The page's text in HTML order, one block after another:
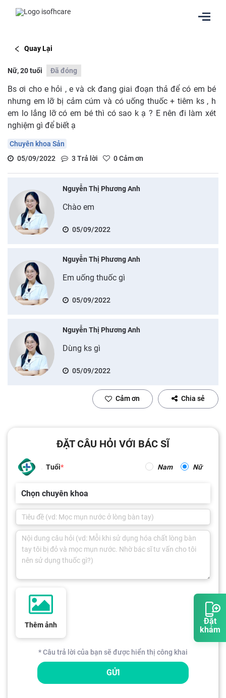
Đặt
khám
Quay Lại
Nữ, 20 tuổi Đã đóng
Bs ơi cho e hỏi , e và ck đang giai đoạn thả để có em bé
nhưng em lỡ bị cảm cúm và có uống thuốc + tiêm ks , h
em lo lắng lỡ có em bé thì có sao k ạ ? E nên đi làm xét
nghiệm gì để biết ạ
Chuyên khoa Sản
05/09/2022
3 Trả lời 0Cảm ơn
Nguyễn Thị Phương Anh
Chào em
05/09/2022
Nguyễn Thị Phương Anh
Em uống thuốc gì
05/09/2022
Nguyễn Thị Phương Anh
Dùng ks gì
05/09/2022
Cảm ơn Chia sẻ
ĐẶT CÂU HỎI VỚI BÁC SĨ
Tuổi Nam Nữ
Chọn chuyên khoa
Thêm ảnh
* Câu trả lời của bạn sẽ được hiển thị công khai
GỬI